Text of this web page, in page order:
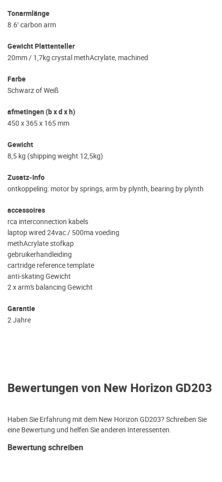
Tonarmlänge
8.6′ carbon arm
Gewicht Plattenteller
20mm / 1,7kg crystal methAcrylate, machined
Farbe
Schwarz of Weiß
afmetingen (b x d x h)
450 x 365 x 165 mm
Gewicht
8,5 kg (shipping weight 12,5kg)
Zusatz-Info
ontkoppeling: motor by springs, arm by plynth, bearing by plynth
accessoires
rca interconnection kabels
laptop wired 24vac / 500ma voeding
methAcrylate stofkap
gebruikerhandleiding
cartridge reference template
anti-skating Gewicht
2 x arm’s balancing Gewicht
Garantie
2 Jahre
Bewertungen von New Horizon GD203
Haben Sie Erfahrung mit dem New Horizon GD203? Schreiben Sie
eine Bewertung und helfen Sie anderen Interessenten.
Bewertung schreiben